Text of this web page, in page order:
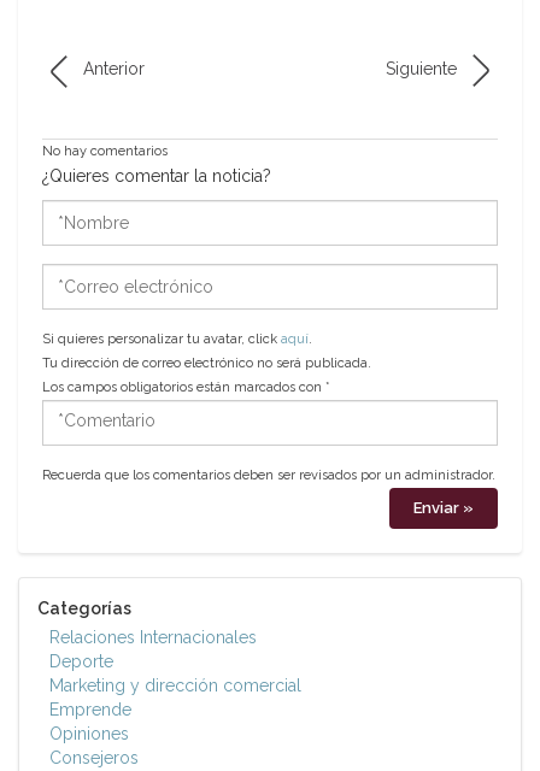
Anterior Siguiente
No hay comentarios
¿Quieres comentar la noticia?
electrónico
Si quieres personalizar tu avatar, click aquí.
Tu dirección de correo electrónico no será publicada.
Los campos obligatorios están marcados con *
*Comentario
Recuerda que los comentarios deben ser revisados por un administrador.
Categorías
Relaciones Internacionales
Deporte
Marketing y dirección comercial
Emprende
Opiniones
Consejeros